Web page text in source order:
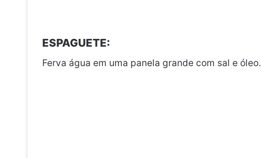
ESPAGUETE:
Ferva água em uma panela grande com sal e óleo.